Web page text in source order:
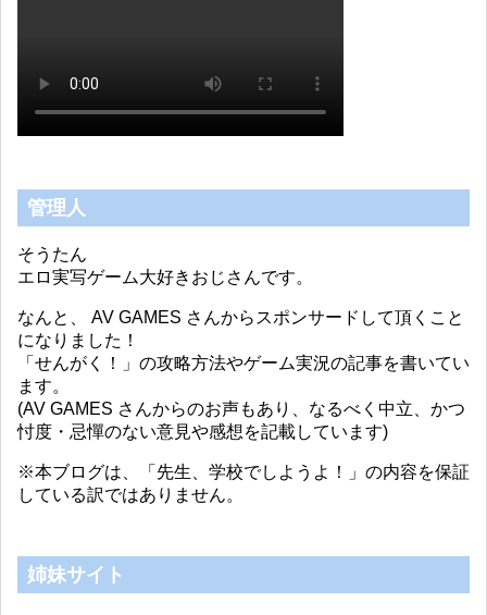
管理人
そうたん
エロ実写ゲーム大好きおじさんです。
なんと、 AV GAMES さんからスポンサードして頂くこと
になりました！
「せんがく！」の攻略方法やゲーム実況の記事を書いてい
ます。
(AV GAMES さんからのお声もあり、なるべく中立、かつ
忖度・忌憚のない意見や感想を記載しています)
※本ブログは、「先生、学校でしようよ！」の内容を保証
している訳ではありません。
姉妹サイト